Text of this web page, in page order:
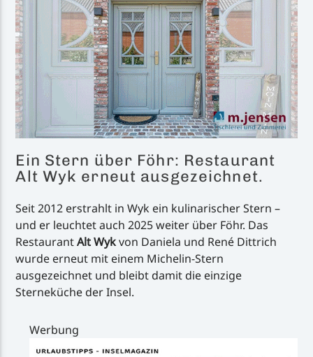
Ein Stern über Föhr: Restaurant
Alt Wyk erneut ausgezeichnet.
Seit 2012 erstrahlt in Wyk ein kulinarischer Stern –
und er leuchtet auch 2025 weiter über Föhr. Das
RestaurantAlt Wykvon Daniela und René Dittrich
wurde erneut mit einem Michelin-Stern
ausgezeichnet und bleibt damit die einzige
Sterneküche der Insel.
Werbung